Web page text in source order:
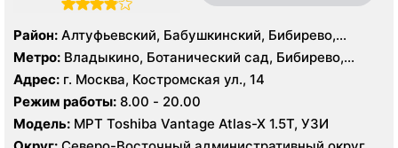
Район: Алтуфьевский, Бабушкинский, Бибирево,
Лианозово, Лосиноостровский, Марфино, Свиблово,
Северное Медведково, Южное Медведково,
Ярославский
Метро: Владыкино, Ботанический сад, Бибирево,
Алтуфьево, Медведково, Окружная, Отрадное,
Свиблово, Селигерская
Адрес: г. Москва, Костромская ул., 14
Режим работы: 8.00 - 20.00
Модель: МРТ Toshiba Vantage Atlas-X 1.5Т, УЗИ